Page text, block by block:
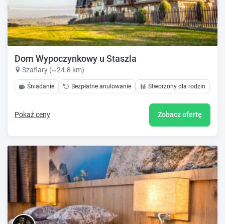
Dom Wypoczynkowy u Staszla
Szaflary (~24.8 km)
Śniadanie Bezpłatne anulowanie Stworzony dla rodzin
Pokaż ceny Zobacz ofertę